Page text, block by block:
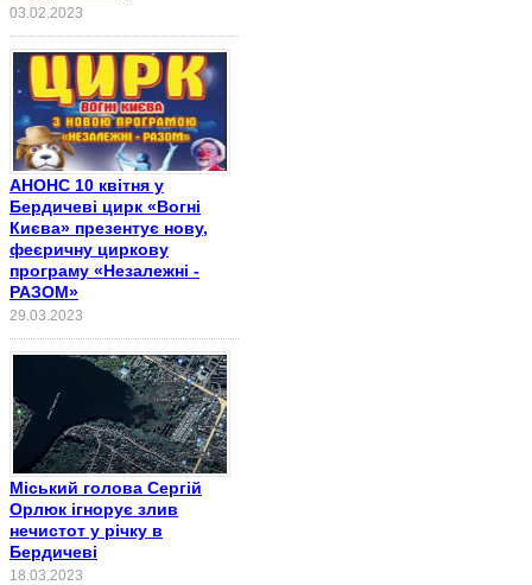
03.02.2023
АНОНС 10 квітня у
Бердичеві цирк «Вогні
Києва» презентує нову,
феєричну циркову
програму «Незалежні -
РАЗОМ»
29.03.2023
Міський голова Сергій
Орлюк ігнорує злив
нечистот у річку в
Бердичеві
18.03.2023